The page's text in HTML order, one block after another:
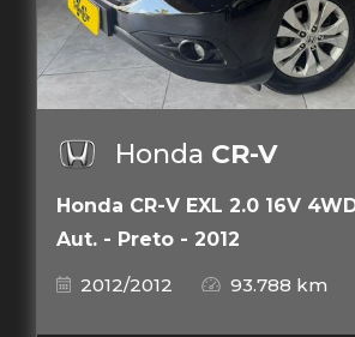
Honda CR-V
Honda CR-V EXL 2.0 16V
Aut. - Preto - 2012
2012/2012
93.788 km